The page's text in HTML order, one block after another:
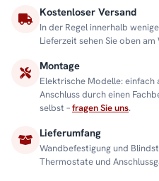
Kostenloser Versand
In der Regel innerhalb
Lieferzeit sehen Sie oben
Montage
Elektrische Modelle: einfach
Anschluss durch einen
selbst –fragen Sie uns.
Lieferumfang
Wandbefestigung und
Thermostate und